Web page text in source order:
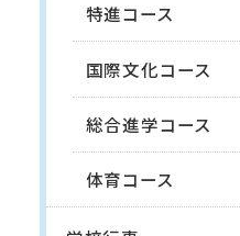
特進コース
国際文化コース
総合進学コース
体育コース